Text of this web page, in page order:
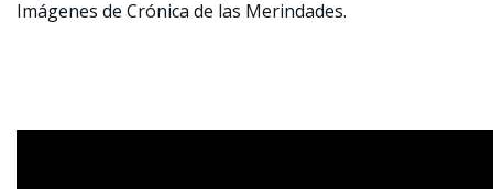
Imágenes de Crónica de las Merindades.